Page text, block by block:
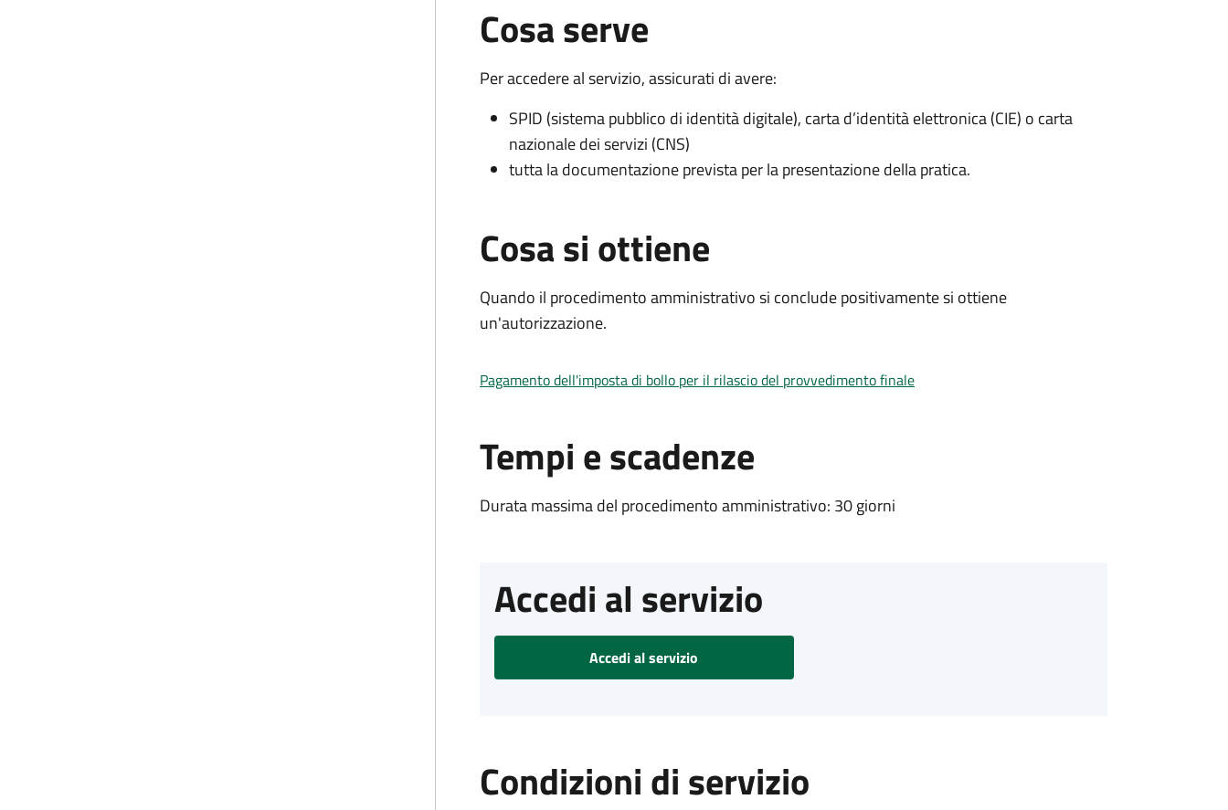
Cosa serve
Per accedere al servizio, assicurati di avere:
SPID (sistema pubblico di identità digitale), carta d’identità elettronica (CIE) o carta
nazionale dei servizi (CNS)
tutta la documentazione prevista per la presentazione della pratica.
Cosa si ottiene
Quando il procedimento amministrativo si conclude positivamente si ottiene
un'autorizzazione.
Pagamento dell'imposta di bollo per il rilascio del provvedimento finale
Tempi e scadenze
Durata massima del procedimento amministrativo: 30 giorni
Accedi al servizio
Accedi al servizio
Condizioni di servizio